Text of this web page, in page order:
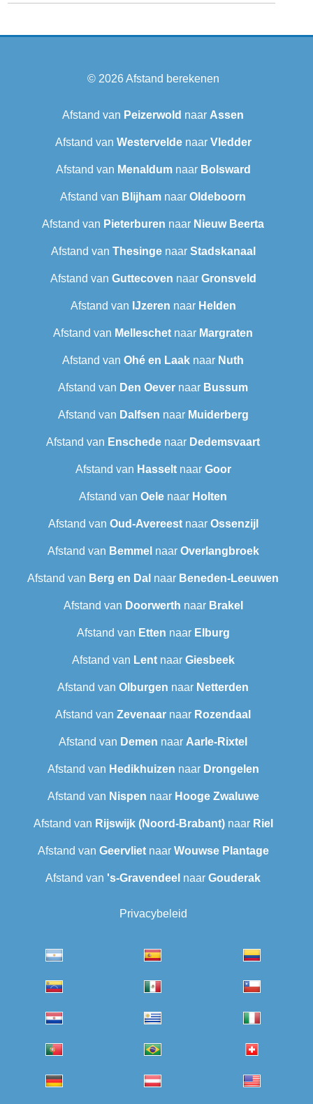
© 2026Afstand berekenen
Afstand van Peizerwold naar Assen
Afstand van Westerveldenaar Vledder
Afstand van Menaldumnaar Bolsward‎
Afstand van Blijham naar Oldeboorn
Afstand van Pieterburen naar Nieuw Beerta
Afstand van Thesingenaar Stadskanaal
Afstand van Guttecoven naar Gronsveld
Afstand van IJzeren naar Helden
Afstand van Melleschet naar Margraten
Afstand van Ohé en Laak naar Nuth
Afstand van Den Oever naar Bussum
Afstand van Dalfsen naar Muiderberg
Afstand van Enschede naar Dedemsvaart
Afstand van Hasseltnaar Goor
Afstand van Oele naar Holten
Afstand van Oud-Avereestnaar Ossenzijl
Afstand van Bemmel naar Overlangbroek
Afstand van Berg en Dal naar Beneden-Leeuwen
Afstand van Doorwerth naar Brakel
Afstand van Etten naar Elburg
Afstand van Lentnaar Giesbeek
Afstand van Olburgen naar Netterden
Afstand van Zevenaar naar Rozendaal
Afstand van Demen naar Aarle-Rixtel
Afstand van Hedikhuizen naar Drongelen
Afstand van Nispen naar Hooge Zwaluwe
Afstand van Rijswijk (Noord-Brabant)naar Riel
Afstand van Geervlietnaar Wouwse Plantage
Afstand van 's-Gravendeel naar Gouderak
Privacybeleid